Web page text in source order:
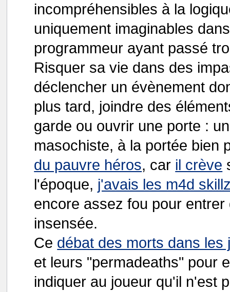
incompréhensibles à la
uniquement imaginables
programmeur ayant passé
Risquer sa vie dans des
déclencher un évènement
plus tard, joindre des
garde ou ouvrir une porte :
masochiste, à la portée bien
du pauvre héros, car il crève
l'époque, j'avais les m4d
encore assez fou pour
insensée.
Ce débat des morts dans les
et leurs "permadeaths" pour
indiquer au joueur qu'il n'est